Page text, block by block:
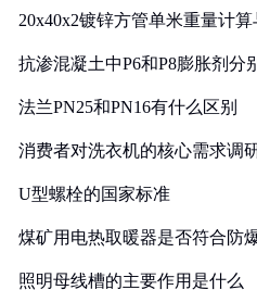
20x40x2镀锌方管单米重量计
抗渗混凝土中P6和P8膨胀剂分
法兰PN25和PN16有什么区别
消费者对洗衣机的核心需求调
U型螺栓的国家标准
煤矿用电热取暖器是否符合防
照明母线槽的主要作用是什么